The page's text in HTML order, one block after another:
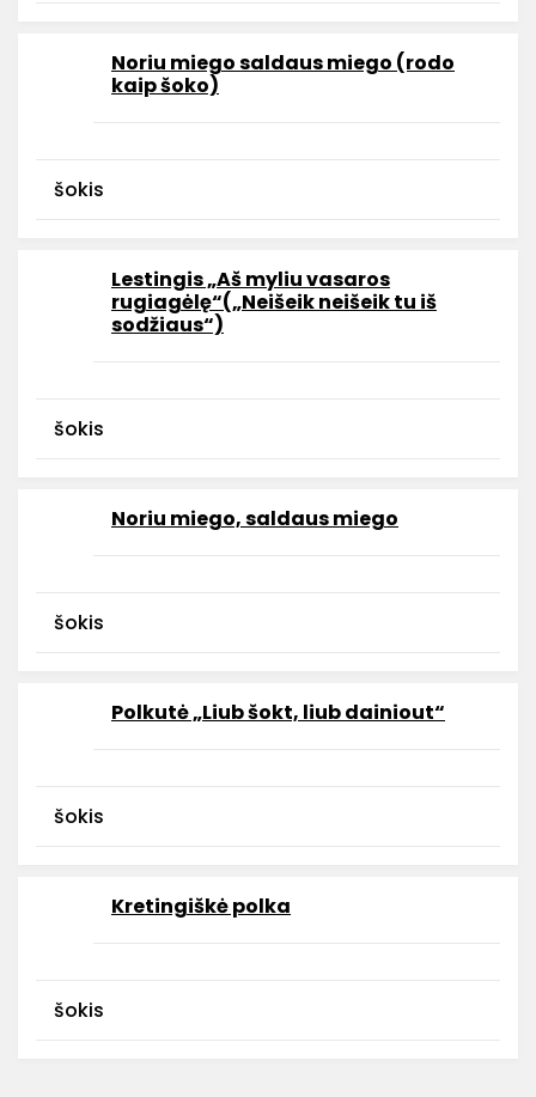
Noriu miego saldaus miego (rodo
kaip šoko)
šokis
Lestingis „Aš myliu vasaros
rugiagėlę“(„Neišeik neišeik tu iš
sodžiaus“)
šokis
Noriu miego, saldaus miego
šokis
Polkutė „Liub šokt, liub dainiout“
šokis
Kretingiškė polka
šokis